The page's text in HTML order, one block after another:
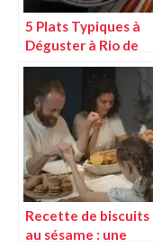
5 Plats Typiques à
Déguster à Rio de
Janeiro : Un Voyage
Culinaire au Cœur du
Brésil
Recette de biscuits
au sésame : une